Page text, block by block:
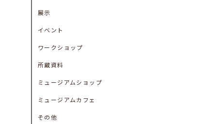
展示
イベント
ワークショップ
所蔵資料
ミュージアムショップ
ミュージアムカフェ
その他